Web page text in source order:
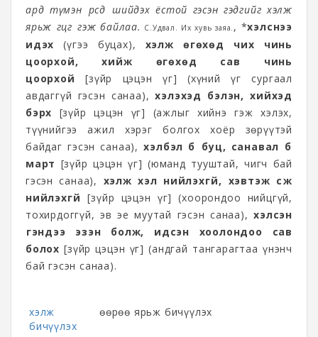
ард түмэн өөрсдөө шийдэх ёстой гэсэн гэдгийг хэлж
ярьж өгцгөө гэж байлаа. С.Удвал. Их хувь заяа. , *хэлснээ
идэх (үгээ буцах), хэлж өгөхөд чих чинь
цоорхой, хийж өгөхөд сав чинь
цоорхой [зүйр цэцэн үг] (хүний үг сургаал
авдаггүй гэсэн санаа),хэлэхэд бэлэн, хийхэд
бэрх [зүйр цэцэн үг] (ажлыг хийнэ гэж хэлэх,
түүнийгээ ажил хэрэг болгох хоёр зөрүүтэй
байдаг гэсэн санаа),хэлбэл бүү буц, санавал бүү
март [зүйр цэцэн үг] (юманд тууштай, чигч бай
гэсэн санаа), хэлж хэл нийлэхгүй, хэвтэж сүүж
нийлэхгүй [зүйр цэцэн үг] (хоорондоо нийцгүй,
тохирдоггүй, эв эе муутай гэсэн санаа),хэлсэн
үгэндээ эзэн болж, идсэн хоолондоо сав
болох [зүйр цэцэн үг] (андгай тангарагтаа үнэнч
бай гэсэн санаа).
хэлж
бичүүлэх
өөрөө ярьж бичүүлэх